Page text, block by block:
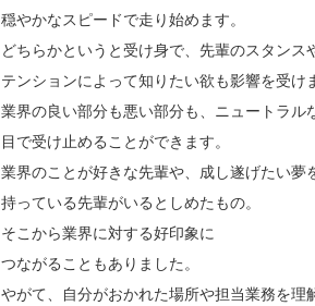
穏やかなスピードで走り始めます。
どちらかというと受け身で、先輩のスタンス
テンションによって知りたい欲も影響を受け
業界の良い部分も悪い部分も、ニュートラル
目で受け止めることができます。
業界のことが好きな先輩や、成し遂げたい夢
持っている先輩がいるとしめたもの。
そこから業界に対する好印象に
つながることもありました。
やがて、自分がおかれた場所や担当業務を理